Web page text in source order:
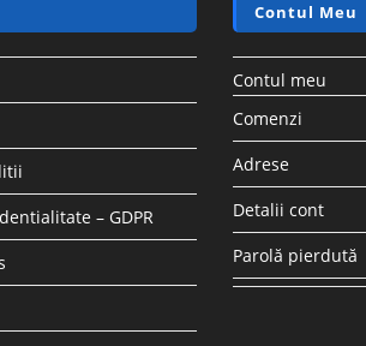
– GDPR
Contul Meu
Contul meu
Comenzi
Adrese
Detalii cont
Parolă pierdută